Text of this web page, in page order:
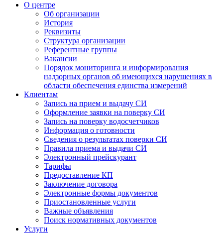
О центре
Об организации
История
Реквизиты
Структура организации
Референтные группы
Вакансии
Порядок мониторинга и информирования
надзорных органов об имеющихся нарушениях в
области обеспечения единства измерений
Клиентам
Запись на прием и выдачу СИ
Оформление заявки на поверку СИ
Запись на поверку водосчетчиков
Информация о готовности
Сведения о результатах поверки СИ
Правила приема и выдачи СИ
Электронный прейскурант
Тарифы
Предоставление КП
Заключение договора
Электронные формы документов
Приостановленные услуги
Важные объявления
Поиск нормативных документов
Услуги